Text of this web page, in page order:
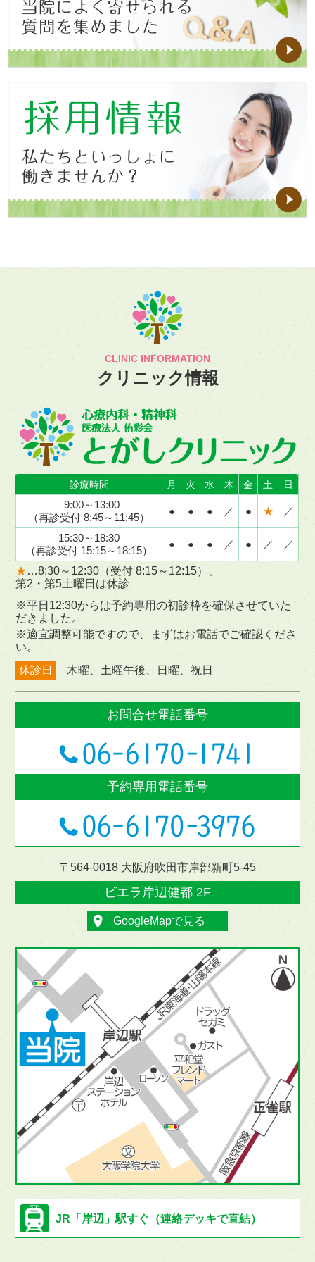
CLINIC INFORMATION
クリニック情報
診療時間 月 火 水 木 金 土 日
9:00～13:00
（再診受付 8:45～11:45）
● ● ● ／ ● ★ ／
15:30～18:30
（再診受付 15:15～18:15）
● ● ● ／ ● ／ ／
★…8:30～12:30（受付 8:15～12:15）、
第2・第5土曜日は休診
※平日12:30からは予約専用の初診枠を確保させていた
だきました。
※適宜調整可能ですので、まずはお電話でご確認くださ
い。
休診日
木曜、土曜午後、日曜、祝日
お問合せ電話番号
予約専用電話番号
〒564-0018 大阪府吹田市岸部新町5-45
ビエラ岸辺健都 2F
GoogleMapで見る
JR「岸辺」駅すぐ （連絡デッキで直結）